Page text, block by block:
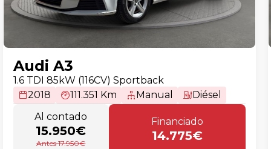
Audi A3
1.6 TDI 85kW (116CV) Sportback
2018
111.351 Km Manual
Diésel
Al contado
15.950€
Antes 17.950€
Financiado
14.775€